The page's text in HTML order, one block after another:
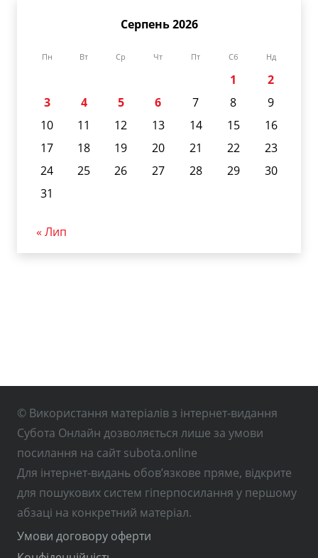
Серпень 2026
Пн Вт Ср Чт Пт Сб Нд
1
2
3
4 5 6 7 8
9
10
11 12 13 14 15
16
17
18 19 20 21 22
23
24
25 26 27 28 29
30
31
« Лип
© Використання матеріалів з інтернет-видання
Субота Онлайн дозволяється лише за умови
посилання на сайт subota.online
Для інтернет-видань обов’язкове пряме, відкрите
для пошукових систем гіперпосилання у першому
абзаці на конкретний матеріал.
Умови договору оферти